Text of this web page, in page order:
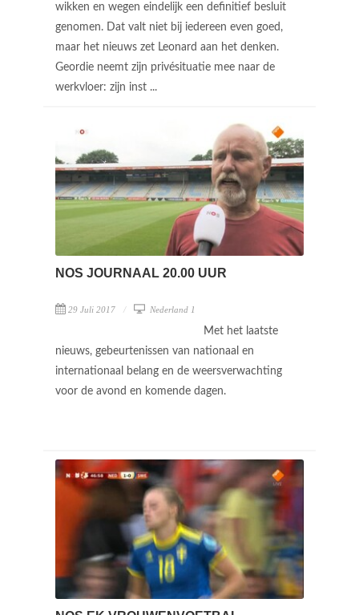
wikken en wegen eindelijk een definitief besluit
genomen. Dat valt niet bij iedereen even goed,
maar het nieuws zet Leonard aan het denken.
Geordie neemt zijn privésituatie mee naar de
werkvloer: zijn inst ...
NOS JOURNAAL 20.00 UUR
29 Juli 2017 Nederland 1
Met het laatste
nieuws, gebeurtenissen van nationaal en
internationaal belang en de weersverwachting
voor de avond en komende dagen.